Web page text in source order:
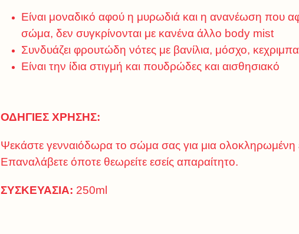
Είναι μοναδικό αφού η μυρωδιά και η ανανέωση που
σώμα, δεν συγκρίνονται με κανένα άλλο body mist
Συνδυάζει φρουτώδη νότες με βανίλια, μόσχο,
Είναι την ίδια στιγμή και πουδρώδες και αισθησιακό
ΟΔΗΓΙΕΣ ΧΡΗΣΗΣ:
Ψεκάστε γενναιόδωρα το σώμα σας για μια ολοκληρωμένη
Επαναλάβετε όποτε θεωρείτε εσείς απαραίτητο.
ΣΥΣΚΕΥΑΣΙΑ: 250ml